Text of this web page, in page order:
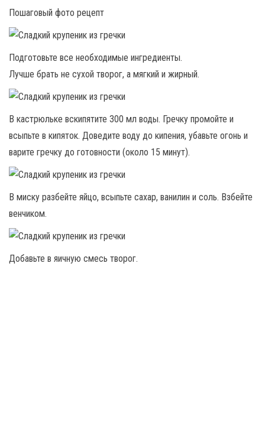
Пошаговый фото рецепт
Подготовьте все необходимые ингредиенты.
Лучше брать не сухой творог, а мягкий и жирный.
В кастрюльке вскипятите 300 мл воды. Гречку промойте и
всыпьте в кипяток. Доведите воду до кипения, убавьте огонь и
варите гречку до готовности (около 15 минут).
В миску разбейте яйцо, всыпьте сахар, ванилин и соль. Взбейте
венчиком.
Добавьте в яичную смесь творог.